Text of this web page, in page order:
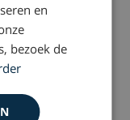
(dus zowel
Die
worden
dat de
en
bezoek de